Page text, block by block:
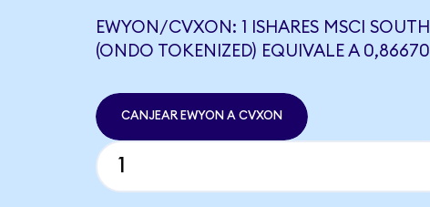
EWYON/CVXON: 1 ISHARES MSCI
(ONDO TOKENIZED) EQUIVALE A
CANJEAR EWYON A CVXON